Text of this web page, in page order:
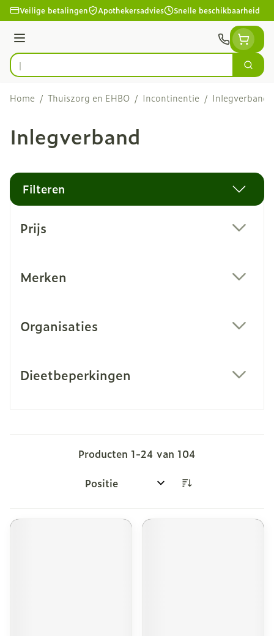
Ga naar de inhoud
Veilige betalingen Apothekersadvies Snelle beschikbaarheid
Menu
Product, merk, categorie...
Zoek
Home / Thuiszorg en EHBO / Incontinentie / Inlegverband
Inlegverband
Filteren
Prijs
Merken
Organisaties
Dieetbeperkingen
Producten 1-24 van 104
Sorteer op: